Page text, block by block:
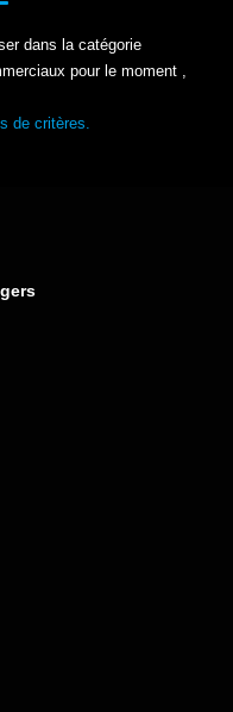
dans la catégorie
pour le moment ,
de critères.